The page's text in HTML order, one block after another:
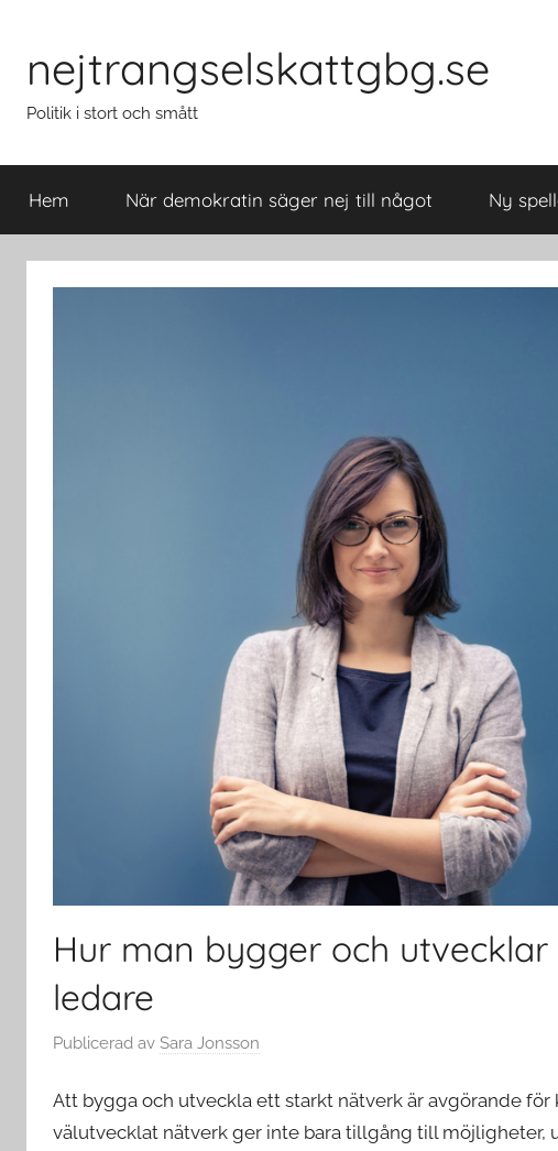
innehåll
nejtrangselskattgbg.se
Politik i stort och smått
Hem När demokratin säger nej till något Ny
Hur man bygger och
ledare
Publicerad av Sara Jonsson
Att bygga och utveckla ett starkt nätverk är avgörande
välutvecklat nätverk ger inte bara tillgång till möjligheter,